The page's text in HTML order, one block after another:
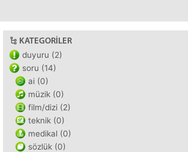
KATEGORILER
duyuru (2)
soru (14)
ai (0)
müzik (0)
film/dizi (2)
teknik (0)
medikal (0)
sözlük (0)